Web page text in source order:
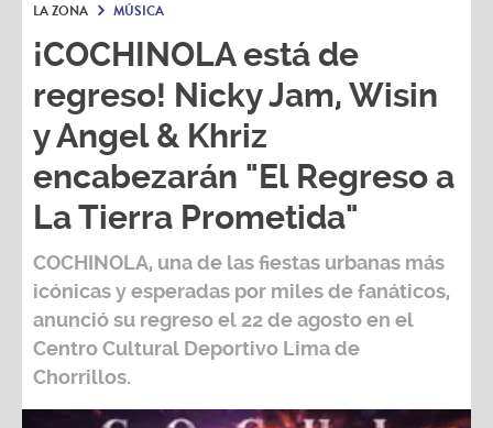
LA ZONA MÚSICA
¡COCHINOLA está de
regreso! Nicky Jam, Wisin
y Angel & Khriz
encabezarán "El Regreso a
La Tierra Prometida"
COCHINOLA, una de las fiestas urbanas más
icónicas y esperadas por miles de fanáticos,
anunció su regreso el 22 de agosto en el
Centro Cultural Deportivo Lima de
Chorrillos.